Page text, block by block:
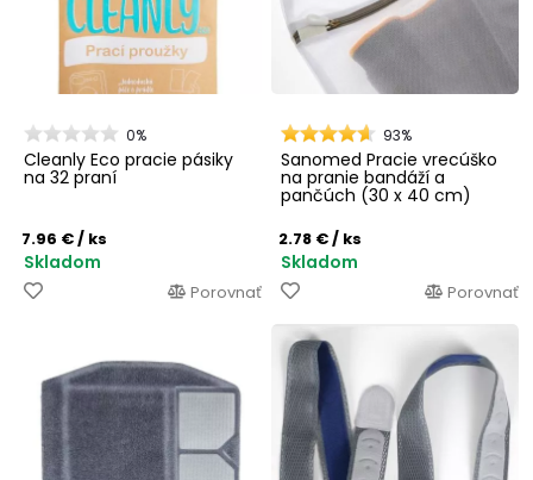
0%
Cleanly Eco pracie pásiky
na 32 praní
7.96 €/ ks
Skladom
Porovnať
93%
Sanomed Pracie vrecúško
na pranie bandáží a
pančúch (30 x 40 cm)
2.78 €/ ks
Skladom
Porovnať